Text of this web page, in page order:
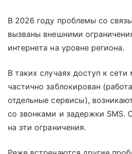
В 2026 году проблемы со
вызваны внешними
интернета на уровне региона.
В таких случаях доступ к
частично заблокирован
отдельные сервисы),
со звонками и задержки SMS.
на эти ограничения.